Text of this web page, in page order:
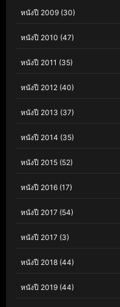
หนังปี 2009 (30)
หนังปี 2010 (47)
หนังปี 2011 (35)
หนังปี 2012 (40)
หนังปี 2013 (37)
หนังปี 2014 (35)
หนังปี 2015 (52)
หนังปี 2016 (17)
หนังปี 2017 (54)
หนังปี 2017 (3)
หนังปี 2018 (44)
หนังปี 2019 (44)